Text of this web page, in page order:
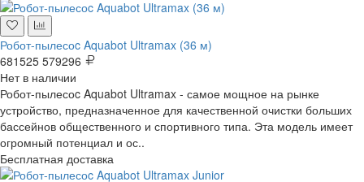
Робот-пылесоc Aquabot Ultramax (36 м)
681525 579296
Нет в наличии
Робот-пылесоc Aquabot Ultramax - самое мощное на рынке
устройство, предназначенное для качественной очистки больших
бассейнов общественного и спортивного типа. Эта модель имеет
огромный потенциал и ос..
Бесплатная доставка